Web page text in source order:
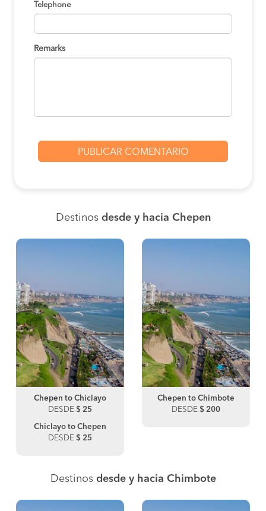
Telephone
Remarks
Destinos desde y hacia Chepen
Chepen to Chiclayo
DESDE $ 25
Chiclayo to Chepen
DESDE $ 25
Chepen to Chimbote
DESDE $ 200
Destinos desde y hacia Chimbote